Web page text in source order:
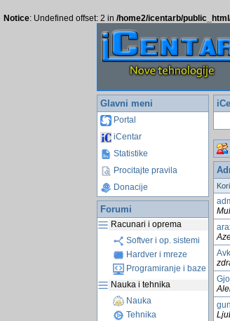
Notice: Undefined offset: 2 in /home2/icentarb/
Glavni meni
Portal
iCentar
Statistike
Procitajte pravila
Donacije
Forumi
Racunari i oprema
Softver i op. sistemi
Hardver i mreze
Programiranje i baze
Nauka i tehnika
Nauka
Tehnika